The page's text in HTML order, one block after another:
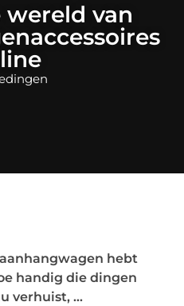
van
hebt
handig die dingen
verhuist, ...